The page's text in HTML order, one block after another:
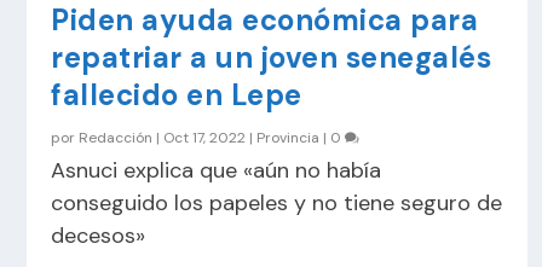
Piden ayuda económica para
repatriar a un joven senegalés
fallecido en Lepe
por Redacción | Oct 17, 2022 | Provincia | 0
Asnuci explica que «aún no había
conseguido los papeles y no tiene seguro de
decesos»